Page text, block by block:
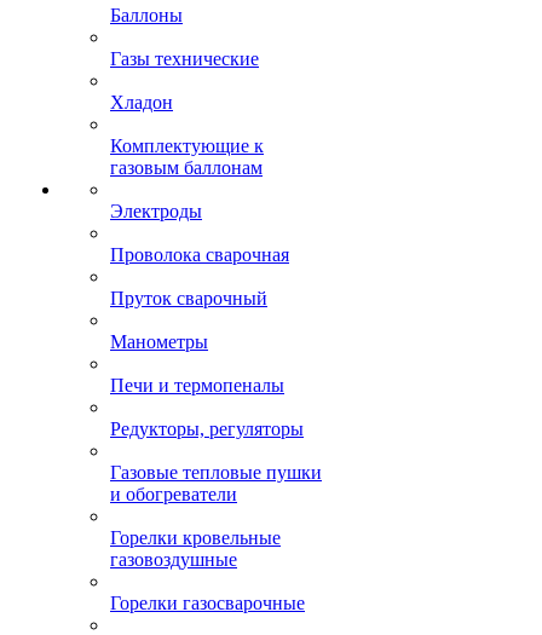
Баллоны
Газы технические
Хладон
Комплектующие к
газовым баллонам
Электроды
Проволока сварочная
Пруток сварочный
Манометры
Печи и термопеналы
Редукторы, регуляторы
Газовые тепловые пушки
и обогреватели
Горелки кровельные
газовоздушные
Горелки газосварочные